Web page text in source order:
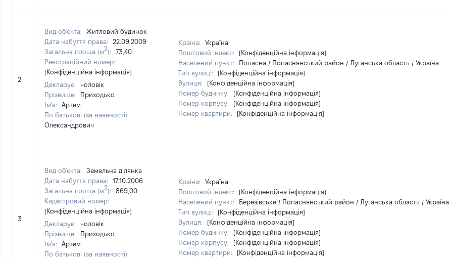
2
Вид об'єкта:
Житловий будинок
Дата набуття права:
22.09.2009
Загальна площа (м2):
73,40
Реєстраційний номер:
[Конфіденційна інформація]
Декларує:
чоловік
Прізвище:
Приходько
Ім'я:
Артем
По батькові (за наявності):
Олександрович
Країна:
Україна
Поштовий індекс:
[Конфіденційна інформація]
Населений пункт:
Попасна / Попаснянський район / Луганська область / Україна
Тип вулиці:
[Конфіденційна інформація]
Вулиця:
[Конфіденційна інформація]
Номер будинку:
[Конфіденційна інформація]
Номер корпусу:
[Конфіденційна інформація]
Номер квартири:
[Конфіденційна інформація]
3
Вид об'єкта:
Земельна ділянка
Дата набуття права:
17.10.2006
Загальна площа (м2):
869,00
Кадастровий номер:
[Конфіденційна інформація]
Декларує:
чоловік
Прізвище:
Приходько
Ім'я:
Артем
По батькові (за наявності):
Країна:
Україна
Поштовий індекс:
[Конфіденційна інформація]
Населений пункт:
Березівське / Попаснянський район / Луганська область / Україна
Тип вулиці:
[Конфіденційна інформація]
Вулиця:
[Конфіденційна інформація]
Номер будинку:
[Конфіденційна інформація]
Номер корпусу:
[Конфіденційна інформація]
Номер квартири:
[Конфіденційна інформація]